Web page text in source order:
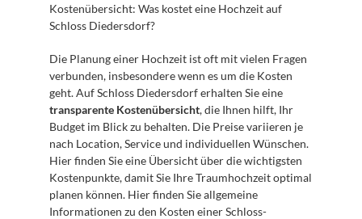
Kostenübersicht: Was kostet eine Hochzeit auf
Schloss Diedersdorf?
Die Planung einer Hochzeit ist oft mit vielen Fragen
verbunden, insbesondere wenn es um die Kosten
transparente Kostenübersicht, die Ihnen hilft, Ihr
Budget im Blick zu behalten. Die Preise variieren je
nach Location, Service und individuellen Wünschen.
Hier finden Sie eine Übersicht über die wichtigsten
Kostenpunkte, damit Sie Ihre Traumhochzeit optimal
planen können. Hier finden Sie allgemeine
Informationen zu den Kosten einer Schloss-